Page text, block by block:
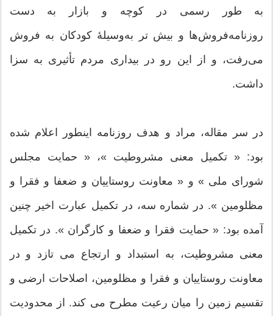
به طور رسمی در کوچه و بازار به دست
روزنامه‌فروش‌ها و بیش تر به‌وسیلهٔ کودکان به فروش
می‌رفت، و از این رو در بیداری مردم تأثیری به سزا
داشت.
در سر مقاله، مراد و هدف روزنامه اینطور اعلام شده
بود: « تکمیل معنی مشروطیت »، « حمایت مجلس
شورای ملی » و « معاونت روستاییان و ضعفا و فقرا و
مظلومین ». در شماره سه، در تکمیل عبارت اخیر چنین
آمده بود: « حمایت فقرا و ضعفا و کارگران ». در تکمیل
معنی مشروطیت، به استبداد و ارتجاع می تازد و در
معاونت روستاییان و فقرا و مظلومین، اصلاحات ارضی و
تقسیم زمین را میان رعیت مطرح می کند. از محدودیت